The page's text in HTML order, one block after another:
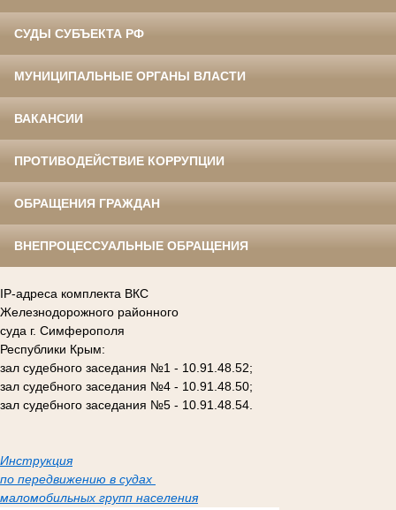
СУДЫ СУБЪЕКТА РФ
МУНИЦИПАЛЬНЫЕ ОРГАНЫ ВЛАСТИ
ВАКАНСИИ
ПРОТИВОДЕЙСТВИЕ КОРРУПЦИИ
ОБРАЩЕНИЯ ГРАЖДАН
ВНЕПРОЦЕССУАЛЬНЫЕ ОБРАЩЕНИЯ
IP-адреса комплекта ВКС
Железнодорожного районного
суда г. Симферополя
Республики Крым:
зал судебного заседания №1 - 10.91.48.52;
зал судебного заседания №4 - 10.91.48.50;
зал судебного заседания №5 - 10.91.48.54.
Инструкция
по передвижению в судах
маломобильных групп населения